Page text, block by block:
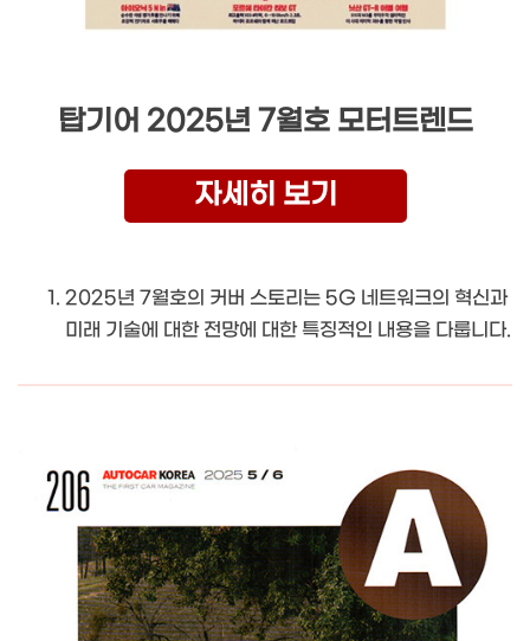
탑기어 2025년 7월호 모터트렌드
자세히 보기
2025년 7월호의 커버 스토리는 5G 네트워크의 혁신과
미래 기술에 대한 전망에 대한 특징적인 내용을 다룹니다.